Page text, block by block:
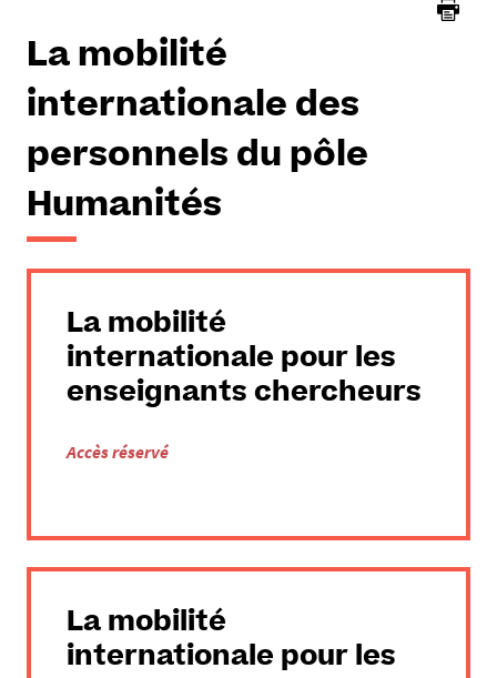
La mobilité
internationale des
personnels du pôle
Humanités
La mobilité
internationale pour les
enseignants chercheurs
Accès réservé
La mobilité
internationale pour les